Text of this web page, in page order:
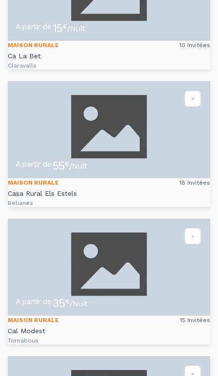
A partir de 15€/Nuit
MAISON RURALE 10 Invitées
Ca La Bet
Claravalls
-
A partir de 55€/Nuit
MAISON RURALE 18 Invitées
Casa Rural Els Estels
Belianes
-
A partir de 35€/Nuit
MAISON RURALE 15 Invitées
Cal Modest
Tornabous
-